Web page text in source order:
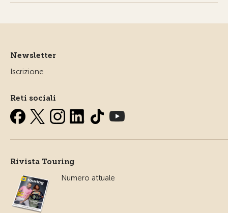
Newsletter
Iscrizione
Reti sociali
Rivista Touring
Numero attuale